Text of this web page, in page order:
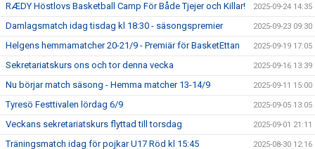
RÆDY Höstlovs Basketball Camp För Både Tjejer och Killar! 2025-09-24 14:35
Damlagsmatch idag tisdag kl 18:30 - säsongspremier 2025-09-23 09:30
Helgens hemmamatcher 20-21/9 - Premiär för BasketEttan 2025-09-19 17:05
Sekretariatskurs ons och tor denna vecka 2025-09-16 13:39
Nu börjar match säsong - Hemma matcher 13-14/9 2025-09-11 15:00
Tyresö Festtivalen lördag 6/9 2025-09-05 13:05
Veckans sekretariatskurs flyttad till torsdag 2025-09-01 21:11
Träningsmatch idag för pojkar U17 Röd kl 15:45 2025-08-30 12:16